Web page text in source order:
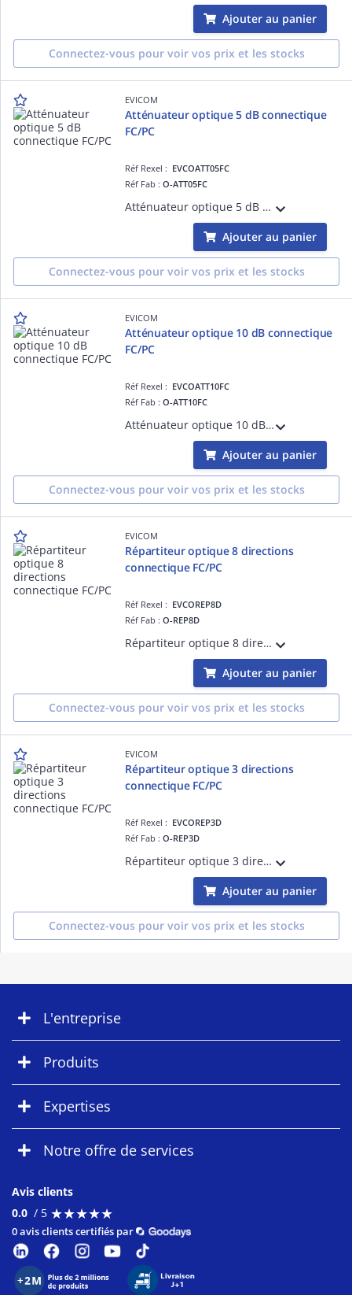
Ajouter au panier
Connectez-vous pour voir vos prix et les stocks
EVICOM
Atténuateur optique 5 dB connectique
FC/PC
Réf Rexel : EVCOATT05FC
Réf Fab :O-ATT05FC
Atténuateur optique 5 dB Connectique FC/PC
Ajouter au panier
Connectez-vous pour voir vos prix et les stocks
EVICOM
Atténuateur optique 10 dB connectique
FC/PC
Réf Rexel : EVCOATT10FC
Réf Fab :O-ATT10FC
Atténuateur optique 10 dB Connectique FC/PC
Ajouter au panier
Connectez-vous pour voir vos prix et les stocks
EVICOM
Répartiteur optique 8 directions
connectique FC/PC
Réf Rexel : EVCOREP8D
Réf Fab :O-REP8D
Répartiteur optique 8 directions Connectique directe FC/PC
Ajouter au panier
Connectez-vous pour voir vos prix et les stocks
EVICOM
Répartiteur optique 3 directions
connectique FC/PC
Réf Rexel : EVCOREP3D
Réf Fab :O-REP3D
Répartiteur optique 3 directions Connectique directe FC/PC
Ajouter au panier
Connectez-vous pour voir vos prix et les stocks
L'entreprise
Produits
Expertises
Notre offre de services
Avis clients
0.0 / 5 ★★★★★
★★★★★
0 avis clients certifiés par